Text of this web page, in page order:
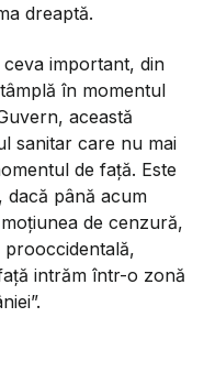
dreaptă.
important, din
în momentul
această
sanitar care nu mai
de față. Este
până acum
de cenzură,
intrăm într-o zonă